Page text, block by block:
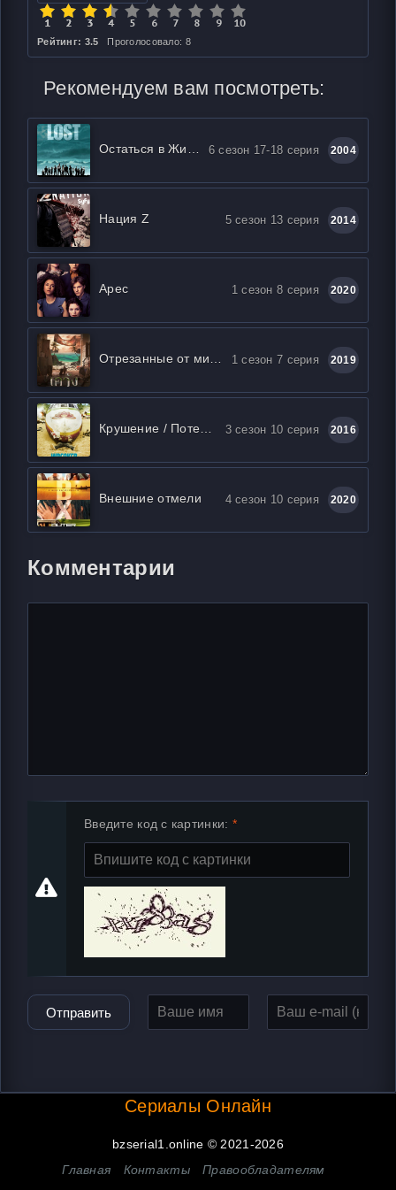
Рейтинг: 3.5 Проголосовало: 8
Рекомендуем вам посмотреть:
6 сезон 17-18 серия 2004
Нация Z 5 сезон 13 серия 2014
Арес 1 сезон 8 серия 2020
1 сезон 7 серия 2019
3 сезон 10 серия 2016
Внешние отмели 4 сезон 10 серия 2020
Комментарии
Введите код с картинки:
Отправить
Сериалы Онлайн
bzserial1.online © 2021-2026
Главная
Контакты Правообладателям